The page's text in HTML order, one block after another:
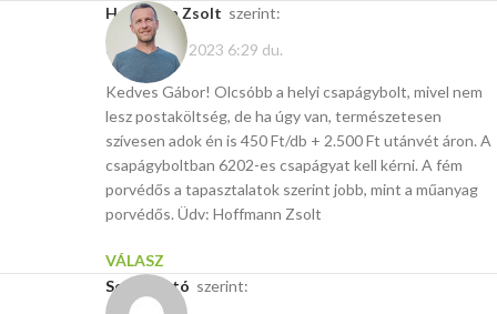
Hoffmann Zsolt szerint:
október 10, 2023 6:29 du.
Kedves Gábor! Olcsóbb a helyi csapágybolt, mivel nem
lesz postaköltség, de ha úgy van, természetesen
szívesen adok én is 450 Ft/db + 2.500 Ft utánvét áron. A
csapágyboltban 6202-es csapágyat kell kérni. A fém
porvédős a tapasztalatok szerint jobb, mint a műanyag
porvédős. Üdv: Hoffmann Zsolt
VÁLASZ
sebők ottó szerint: